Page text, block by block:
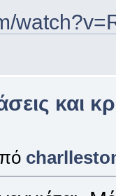
και